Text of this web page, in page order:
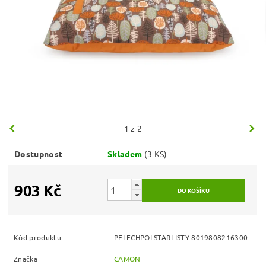
1 z 2
Dostupnost Skladem (3 KS)
903 Kč
Kód produktu PELECHPOLSTARLISTY-8019808216300
Značka CAMON